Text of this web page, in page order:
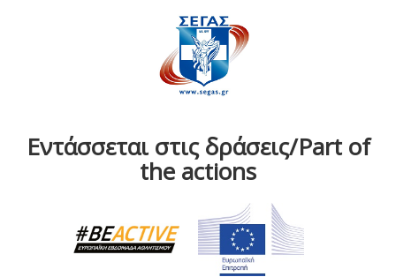
Εντάσσεται στις δράσεις/Part of
the actions